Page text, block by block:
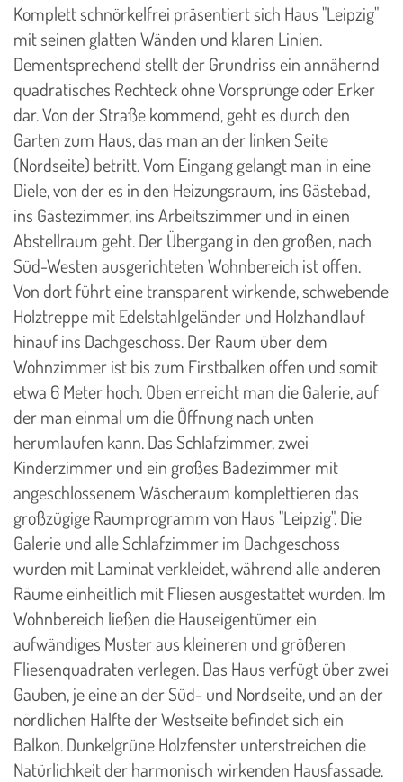
Komplett schnörkelfrei präsentiert sich Haus "Leipzig"
mit seinen glatten Wänden und klaren Linien.
Dementsprechend stellt der Grundriss ein annähernd
quadratisches Rechteck ohne Vorsprünge oder Erker
dar. Von der Straße kommend, geht es durch den
Garten zum Haus, das man an der linken Seite
(Nordseite) betritt. Vom Eingang gelangt man in eine
Diele, von der es in den Heizungsraum, ins Gästebad,
ins Gästezimmer, ins Arbeitszimmer und in einen
Abstellraum geht. Der Übergang in den großen, nach
Süd-Westen ausgerichteten Wohnbereich ist offen.
Von dort führt eine transparent wirkende, schwebende
Holztreppe mit Edelstahlgeländer und Holzhandlauf
hinauf ins Dachgeschoss. Der Raum über dem
Wohnzimmer ist bis zum Firstbalken offen und somit
etwa 6 Meter hoch. Oben erreicht man die Galerie, auf
der man einmal um die Öffnung nach unten
herumlaufen kann. Das Schlafzimmer, zwei
Kinderzimmer und ein großes Badezimmer mit
angeschlossenem Wäscheraum komplettieren das
großzügige Raumprogramm von Haus "Leipzig". Die
Galerie und alle Schlafzimmer im Dachgeschoss
wurden mit Laminat verkleidet, während alle anderen
Räume einheitlich mit Fliesen ausgestattet wurden. Im
Wohnbereich ließen die Hauseigentümer ein
aufwändiges Muster aus kleineren und größeren
Fliesenquadraten verlegen. Das Haus verfügt über zwei
Gauben, je eine an der Süd- und Nordseite, und an der
nördlichen Hälfte der Westseite befindet sich ein
Balkon. Dunkelgrüne Holzfenster unterstreichen die
Natürlichkeit der harmonisch wirkenden Hausfassade.